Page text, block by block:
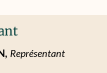
Représentant